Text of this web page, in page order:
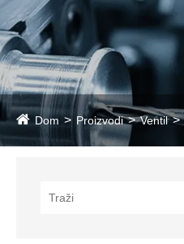
Dom Proizvodi Ventil